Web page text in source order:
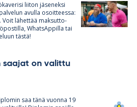
lii­ton jä­se­neksi
avulla osoit­teessa:
Voit lä­het­tää mak­sut­to­
What­sAp­pilla tai
tästä!
saa­jat on va­littu
saa tänä vuonna 19